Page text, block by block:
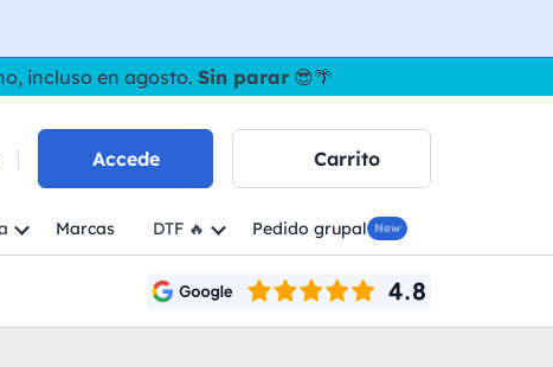
incluso en agosto. Sin parar😎🌴
Accede Carrito
Marcas DTF 🔥 Pedido grupal New